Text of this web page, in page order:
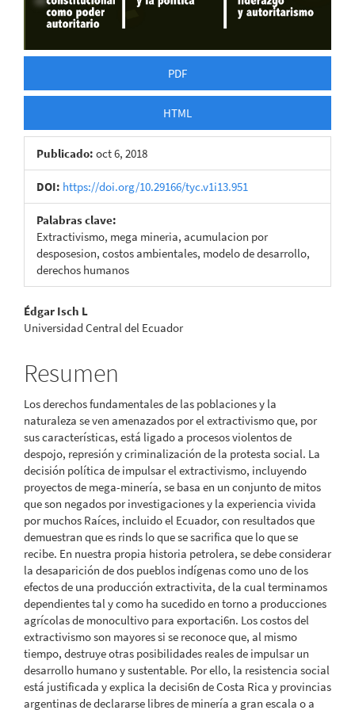
PDF
HTML
Publicado: oct 6, 2018
DOI: https://doi.org/10.29166/tyc.v1i13.951
Palabras clave:
Extractivismo, mega mineria, acumulacion por
desposesion, costos ambientales, modelo de desarrollo,
derechos humanos
Contenido
principal
del
artículo
Édgar Isch L
Universidad Central del Ecuador
Resumen
Los derechos fundamentales de las poblaciones y la
naturaleza se ven amenazados por el extractivismo que, por
sus características, está ligado a procesos violentos de
despojo, represión y criminalización de la protesta social. La
decisión política de impulsar el extractivismo, incluyendo
proyectos de mega-minería, se basa en un conjunto de mitos
que son negados por investigaciones y la experiencia vivida
por muchos Raíces, incluido el Ecuador, con resultados que
demuestran que es rinds lo que se sacrifica que lo que se
recibe. En nuestra propia historia petrolera, se debe considerar
la desaparición de dos pueblos indígenas como uno de los
efectos de una producción extractivita, de la cual terminamos
dependientes tal y como ha sucedido en torno a producciones
agrícolas de monocultivo para exportaci6n. Los costos del
extractivismo son mayores si se reconoce que, al mismo
tiempo, destruye otras posibilidades reales de impulsar un
desarrollo humano y sustentable. Por ello, la resistencia social
está justificada y explica la decisi6n de Costa Rica y provincias
argentinas de declararse libres de minería a gran escala o a